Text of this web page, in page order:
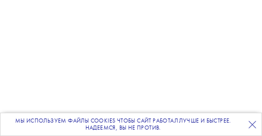
ПОДПИСЫВАЙТЕСЬНА НАШУ ВЕЧЕРНЮЮ РАССЫЛКУ
ТРУСЫ MY NYMPH, 1 190₽
МЫ ИСПОЛЬЗУЕМ ФАЙЛЫ COOKIES ЧТОБЫ САЙТ РАБОТАЛ ЛУЧШЕ И БЫСТРЕЕ.
НАДЕЕМСЯ, ВЫ НЕ ПРОТИВ.